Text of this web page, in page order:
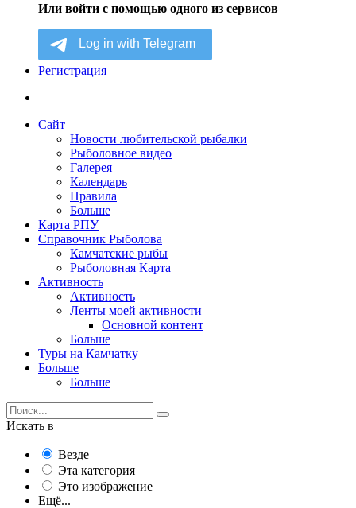
Или войти с помощью одного из сервисов
Регистрация
Сайт
Новости любительской рыбалки
Рыболовное видео
Галерея
Календарь
Правила
Больше
Карта РПУ
Справочник Рыболова
Камчатские рыбы
Рыболовная Карта
Активность
Активность
Ленты моей активности
Основной контент
Больше
Туры на Камчатку
Больше
Больше
Искать в
Везде
Эта категория
Это изображение
Ещё...